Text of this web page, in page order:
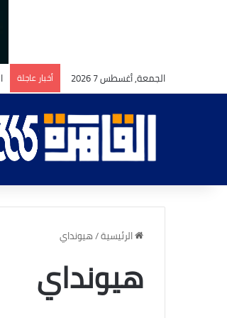
الجمعة, أغسطس 7 2026 أخبار عاجلة
الرئيسية/هيونداي
هيونداي